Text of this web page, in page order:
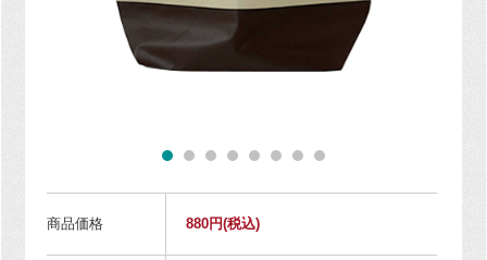
商品価格 880円(税込)